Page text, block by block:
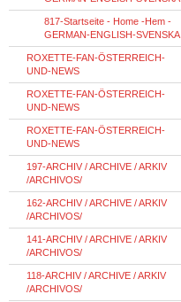
817-Startseite - Home -Hem -
GERMAN-ENGLISH-SVENSKA
ROXETTE-FAN-ÖSTERREICH-
UND-NEWS
ROXETTE-FAN-ÖSTERREICH-
UND-NEWS
ROXETTE-FAN-ÖSTERREICH-
UND-NEWS
197-ARCHIV / ARCHIVE / ARKIV
/ARCHIVOS/
162-ARCHIV / ARCHIVE / ARKIV
/ARCHIVOS/
141-ARCHIV / ARCHIVE / ARKIV
/ARCHIVOS/
118-ARCHIV / ARCHIVE / ARKIV
/ARCHIVOS/